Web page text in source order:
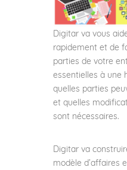
Digitar va vous
rapidement et de
parties de votre
essentielles à une
quelles parties
et quelles
sont nécessaires.
Digitar va
modèle d’affaires